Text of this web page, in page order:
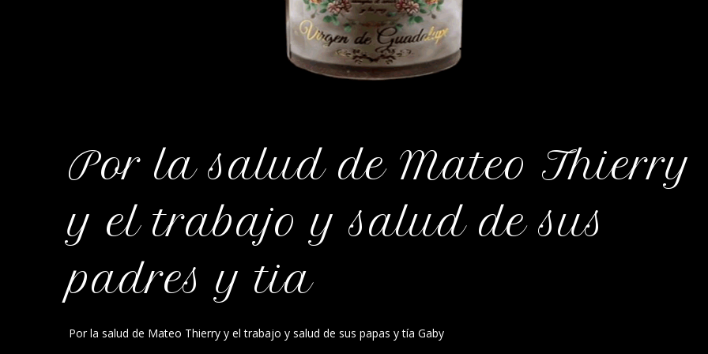
Por la salud de Mateo Thierry
y el trabajo y salud de sus
padres y tia
Por la salud de Mateo Thierry y el trabajo y salud de sus papas y tía Gaby